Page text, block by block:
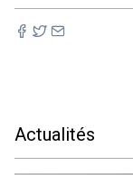
Actualités